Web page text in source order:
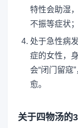
特性会助湿
不振等症状；
处于急性病
症的女性，
会“闭门留寇
愈。
关于四物汤的